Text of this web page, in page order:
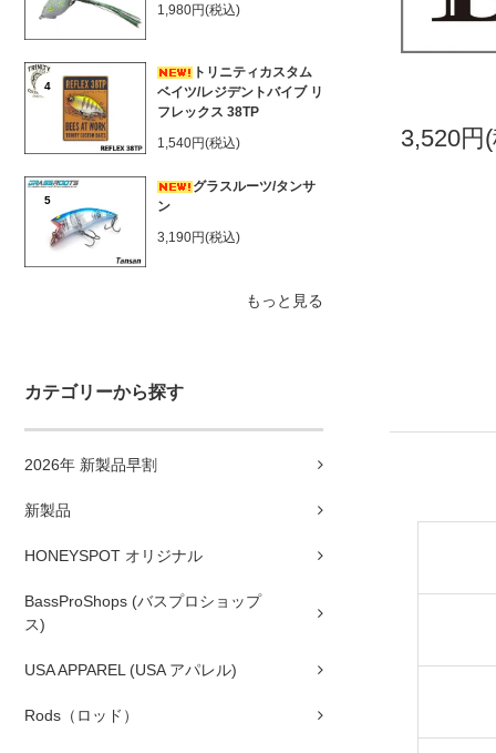
1,980円(税込)
4
トリニティカスタム
ベイツ/レジデントバイブ リ
フレックス 38TP
1,540円(税込)
5
グラスルーツ/タンサ
ン
3,190円(税込)
もっと見る
カテゴリーから探す
2026年 新製品早割
新製品
HONEYSPOT オリジナル
BassProShops (バスプロショップ
ス)
USA APPAREL (USA アパレル)
Rods（ロッド）
3,520円